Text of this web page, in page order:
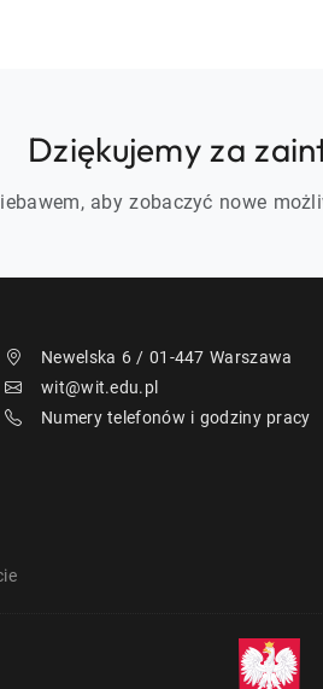
Dziękujemy za
aby zobaczyć nowe
Newelska 6 / 01-447 Warszawa
wit@wit.edu.pl
Numery telefonów i godziny pracy